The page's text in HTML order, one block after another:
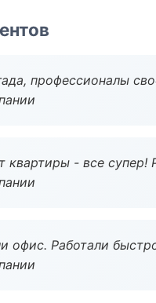
профессионалы
квартиры - все супер!
офис. Работали